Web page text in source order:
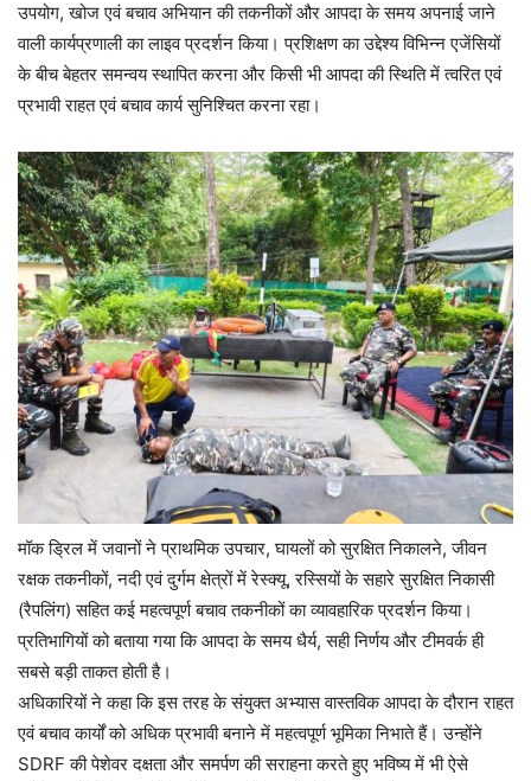
उपयोग, खोज एवं बचाव अभियान की तकनीकों और आपदा के समय अपनाई जाने
वाली कार्यप्रणाली का लाइव प्रदर्शन किया। प्रशिक्षण का उद्देश्य विभिन्न एजेंसियों
के बीच बेहतर समन्वय स्थापित करना और किसी भी आपदा की स्थिति में त्वरित एवं
प्रभावी राहत एवं बचाव कार्य सुनिश्चित करना रहा।
मॉक ड्रिल में जवानों ने प्राथमिक उपचार, घायलों को सुरक्षित निकालने, जीवन
रक्षक तकनीकों, नदी एवं दुर्गम क्षेत्रों में रेस्क्यू, रस्सियों के सहारे सुरक्षित निकासी
(रैपलिंग) सहित कई महत्वपूर्ण बचाव तकनीकों का व्यावहारिक प्रदर्शन किया।
प्रतिभागियों को बताया गया कि आपदा के समय धैर्य, सही निर्णय और टीमवर्क ही
सबसे बड़ी ताकत होती है।
अधिकारियों ने कहा कि इस तरह के संयुक्त अभ्यास वास्तविक आपदा के दौरान राहत
एवं बचाव कार्यों को अधिक प्रभावी बनाने में महत्वपूर्ण भूमिका निभाते हैं। उन्होंने
SDRF की पेशेवर दक्षता और समर्पण की सराहना करते हुए भविष्य में भी ऐसे